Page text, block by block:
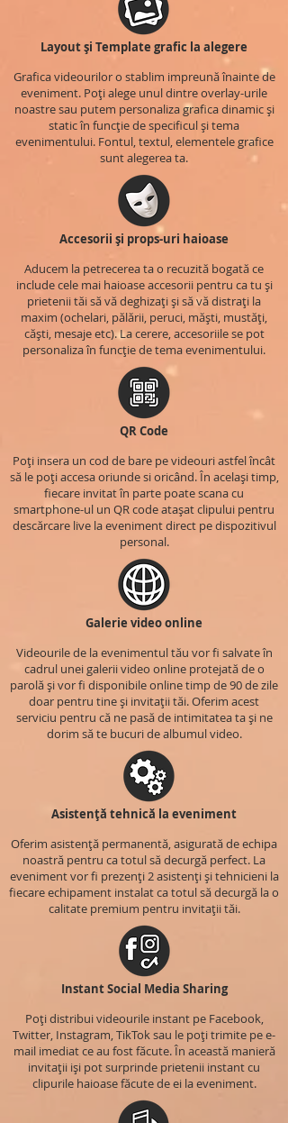
Layout și Template grafic la alegere
Grafica videourilor o stablim impreună înainte de
eveniment. Poți alege unul dintre overlay-urile
noastre sau putem personaliza grafica dinamic și
static în funcție de specificul și tema
evenimentului. Fontul, textul, elementele grafice
sunt alegerea ta.
Accesorii și props-uri haioase
Aducem la petrecerea ta o recuzită bogată ce
include cele mai haioase accesorii pentru ca tu și
prietenii tăi să vă deghizați și să vă distrați la
maxim (ochelari, pălării, peruci, măști, mustăți,
căști, mesaje etc). La cerere, accesoriile se pot
personaliza în funcție de tema evenimentului.
QR Code
Poți insera un cod de bare pe videouri astfel încât
să le poți accesa oriunde si oricând. În același timp,
fiecare invitat în parte poate scana cu
smartphone-ul un QR code atașat clipului pentru
descărcare live la eveniment direct pe dispozitivul
personal.
Galerie video online
Videourile de la evenimentul tău vor fi salvate în
cadrul unei galerii video online protejată de o
parolă și vor fi disponibile online timp de 90 de zile
doar pentru tine și invitații tăi. Oferim acest
serviciu pentru că ne pasă de intimitatea ta și ne
dorim să te bucuri de albumul video.
Asistență tehnică la eveniment
Oferim asistență permanentă, asigurată de echipa
noastră pentru ca totul să decurgă perfect. La
eveniment vor fi prezenți 2 asistenți și tehnicieni la
fiecare echipament instalat ca totul să decurgă la o
calitate premium pentru invitații tăi.
Instant Social Media Sharing
Poți distribui videourile instant pe Facebook,
Twitter, Instagram, TikTok sau le poți trimite pe e-
mail imediat ce au fost făcute. În această manieră
invitații iși pot surprinde prietenii instant cu
clipurile haioase făcute de ei la eveniment.